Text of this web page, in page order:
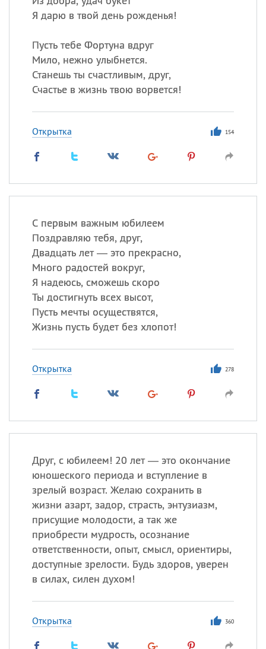
Я дарю в твой день рожденья!
Пусть тебе Фортуна вдруг
Мило, нежно улыбнется.
Станешь ты счастливым, друг,
Счастье в жизнь твою ворвется!
Открытка 154
С первым важным юбилеем
Поздравляю тебя, друг,
Двадцать лет — это прекрасно,
Много радостей вокруг,
Я надеюсь, сможешь скоро
Ты достигнуть всех высот,
Пусть мечты осуществятся,
Жизнь пусть будет без хлопот!
Открытка 278
Друг, с юбилеем! 20 лет — это окончание
юношеского периода и вступление в
зрелый возраст. Желаю сохранить в
жизни азарт, задор, страсть, энтузиазм,
присущие молодости, а так же
приобрести мудрость, осознание
ответственности, опыт, смысл, ориентиры,
доступные зрелости. Будь здоров, уверен
в силах, силен духом!
Открытка 360